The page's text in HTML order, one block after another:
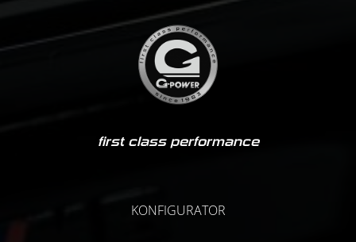
first class performance
KONFIGURATOR